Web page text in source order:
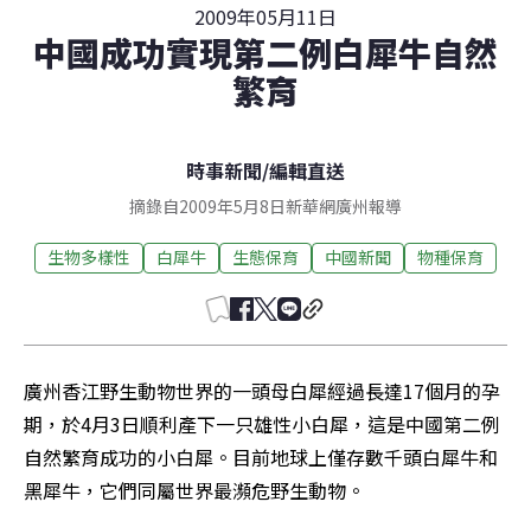
2009年05月11日
中國成功實現第二例白犀牛自然
繁育
時事新聞/編輯直送
摘錄自2009年5月8日新華網廣州報導
生物多樣性 白犀牛 生態保育 中國新聞 物種保育
廣州香江野生動物世界的一頭母白犀經過長達17個月的孕
期，於4月3日順利產下一只雄性小白犀，這是中國第二例
自然繁育成功的小白犀。目前地球上僅存數千頭白犀牛和
黑犀牛，它們同屬世界最瀕危野生動物。